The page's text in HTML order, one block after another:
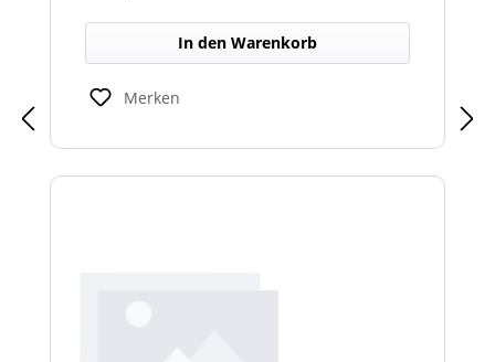
Arbeitsbereichen bei allen Fahrzeugtypen.
Balkenbreiten mit Scheinwerfermodulen
können geringfügig von den angegebenen
Standardbreiten abweichen. Modelle mit nur
2 Scheinwerfermodulen, können wahlweise
unbeleuchtet) haben. Die max. Anzahl der
In den Warenkorb
Merken